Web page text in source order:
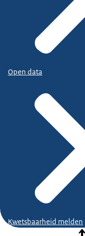
Open data
Kwetsbaarheid melden